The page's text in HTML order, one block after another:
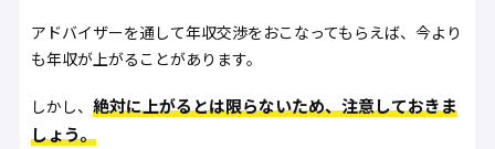
アドバイザーを通して年収交渉をおこなってもらえば、今より
も年収が上がることがあります。
しかし、 絶対に上がるとは限らないため、注意しておきま
しょう。